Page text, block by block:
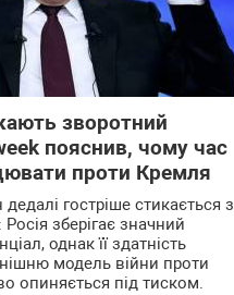
зворотний
пояснив, чому час
проти Кремля
гостріше стикається з
зберігає значний
однак її здатність
модель війни проти
опиняється під тиском.